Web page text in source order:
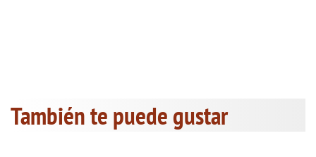
También te puede gustar